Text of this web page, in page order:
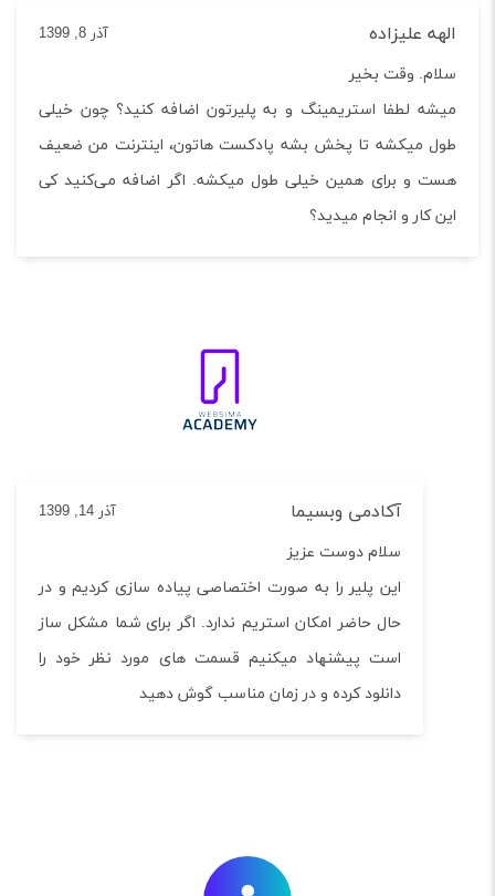
علیزاده
وقت بخیر
لطفا استریمینگ و به پلیرتون اضافه کنید؟ چون خیلی
میکشه تا پخش بشه پادکست هاتون، اینترنت من ضعیف
و برای همین خیلی طول میکشه. اگر اضافه می‌کنید کی
کار و انجام میدید؟
آکادمی وبسیما
سلام دوست عزیز
این پلیر را به صورت اختصاصی پیاده سازی کردیم و در
حال حاضر امکان استریم ندارد. اگر برای شما مشکل ساز
است پیشنهاد میکنیم قسمت های مورد نظر خود را
دانلود کرده و در زمان مناسب گوش دهید